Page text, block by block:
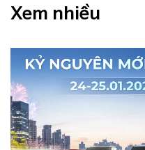
Xem nhiều